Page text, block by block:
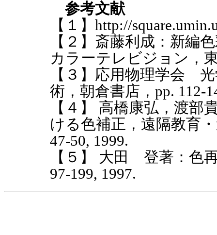
参考文献
【１】http://
【２】斎藤利成：新
カラーテレビジョン，
【３】応用物理学会
術，朝倉書店，pp. 112-
【４】 高橋康弘，渡部
ける色補正，遠隔教育
47-50, 1999.
【５】 大田 登著：色
97-199, 1997.